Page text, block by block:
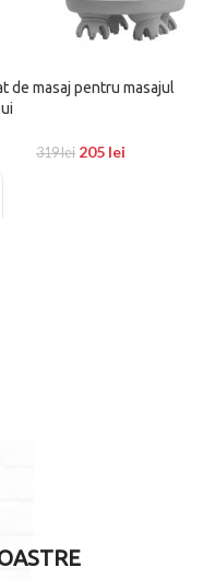
de masaj pentru masajul
319lei 205 lei